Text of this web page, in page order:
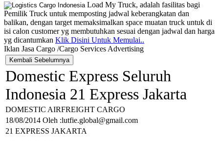
Load My Truck, adalah fasilitas bagi
Pemilik Truck untuk memposting jadwal keberangkatan dan
balikan, dengan target memaksimalkan space muatan truck untuk di
isi calon customer yg membutuhkan sesuai dengan jadwal dan harga
yg dicantumkan Klik Disini Untuk Memulai..
Iklan Jasa Cargo /Cargo Services Advertising
Domestic Express Seluruh
Indonesia 21 Express Jakarta
DOMESTIC AIRFREIGHT CARGO
18/08/2014 Oleh :lutfie.global@gmail.com
21 EXPRESS JAKARTA